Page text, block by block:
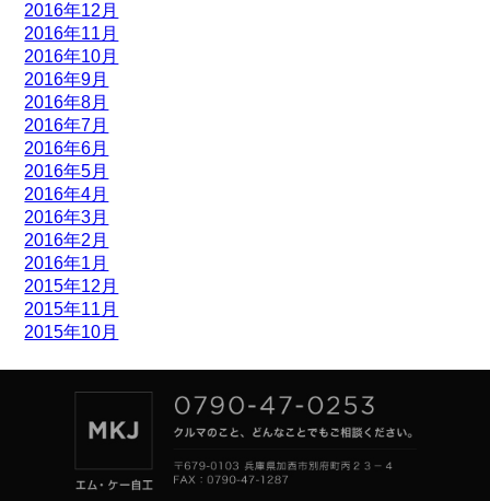
2016年12月
2016年11月
2016年10月
2016年9月
2016年8月
2016年7月
2016年6月
2016年5月
2016年4月
2016年3月
2016年2月
2016年1月
2015年12月
2015年11月
2015年10月